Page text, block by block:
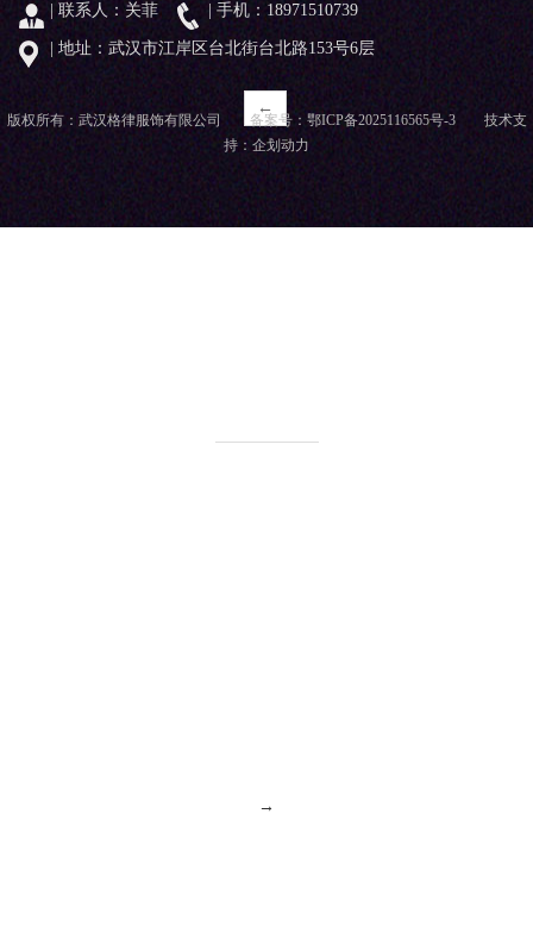
←
→
| 联系人：关菲 | 手机：18971510739
| 地址：武汉市江岸区台北街台北路153号6层
版权所有：武汉格律服饰有限公司 备案号： 鄂ICP备2025116565号-3技术支
持： 企划动力